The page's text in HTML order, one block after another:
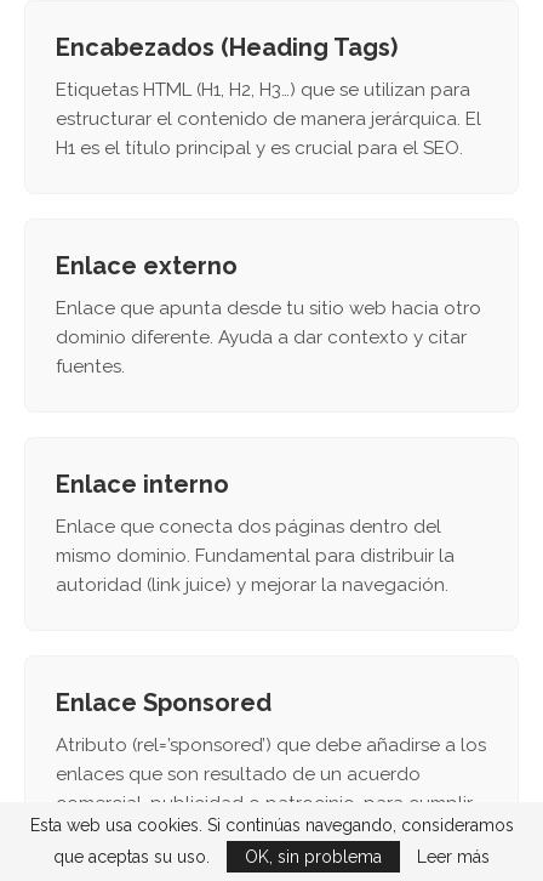
Encabezados (Heading Tags)
Etiquetas HTML (H1, H2, H3…) que se utilizan para
estructurar el contenido de manera jerárquica. El
H1 es el título principal y es crucial para el SEO.
Enlace externo
Enlace que apunta desde tu sitio web hacia otro
dominio diferente. Ayuda a dar contexto y citar
fuentes.
Enlace interno
Enlace que conecta dos páginas dentro del
mismo dominio. Fundamental para distribuir la
autoridad (link juice) y mejorar la navegación.
Enlace Sponsored
Atributo (rel=’sponsored’) que debe añadirse a los
enlaces que son resultado de un acuerdo
comercial, publicidad o patrocinio, para cumplir
con las directrices de Google.
Esta web usa cookies. Si continúas navegando, consideramos
que aceptas su uso.
OK, sin problema Leer más